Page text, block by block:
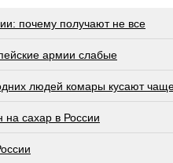
почему получают не все
армии слабые
людей комары кусают
на сахар в России